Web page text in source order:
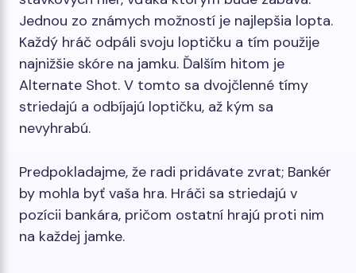
Jednou zo známych možností je najlepšia lopta.
Každý hráč odpáli svoju loptičku a tím použije
najnižšie skóre na jamku. Ďalším hitom je
Alternate Shot. V tomto sa dvojčlenné tímy
striedajú a odbíjajú loptičku, až kým sa
nevyhrabú.
Predpokladajme, že radi pridávate zvrat; Bankér
by mohla byť vaša hra. Hráči sa striedajú v
pozícii bankára, pričom ostatní hrajú proti nim
na každej jamke.